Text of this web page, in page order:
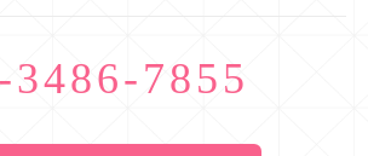
3486-7855